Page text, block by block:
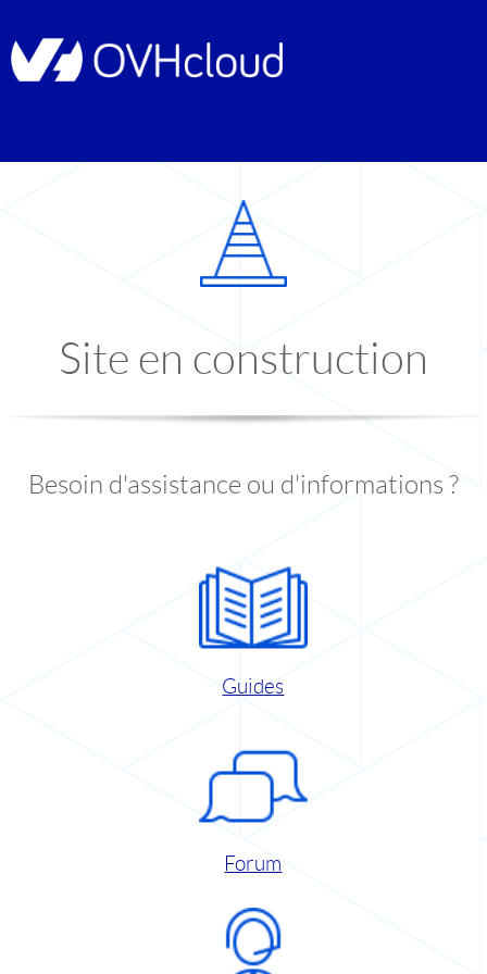
Site en construction
Besoin d'assistance ou d'informations ?
Guides
Forum